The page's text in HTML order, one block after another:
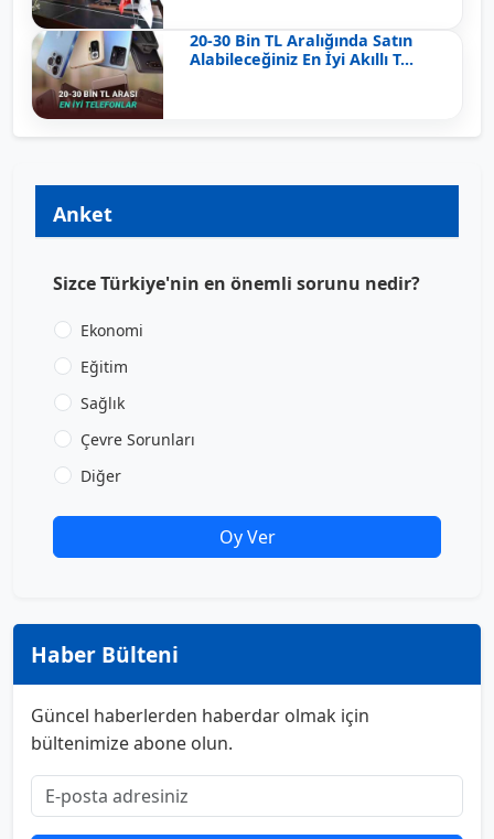
20-30 Bin TL Aralığında Satın
Alabileceğiniz En İyi Akıllı T...
Anket
Sizce Türkiye'nin en önemli sorunu nedir?
Ekonomi
Eğitim
Sağlık
Çevre Sorunları
Diğer
Oy Ver
Haber Bülteni
Güncel haberlerden haberdar olmak için
bültenimize abone olun.